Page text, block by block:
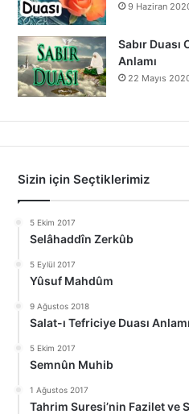
9 Haziran
Sabır Duası
Anlamı
22 Mayıs
Sizin için Seçtiklerimiz
5 Ekim 2017
Selâhaddîn Zerkûb
5 Eylül 2017
Yûsuf Mahdûm
9 Ağustos 2018
Salat-ı Tefriciye Duası
5 Ekim 2017
Semnûn Muhib
1 Ağustos 2017
Tahrim Suresi’nin Fazilet ve